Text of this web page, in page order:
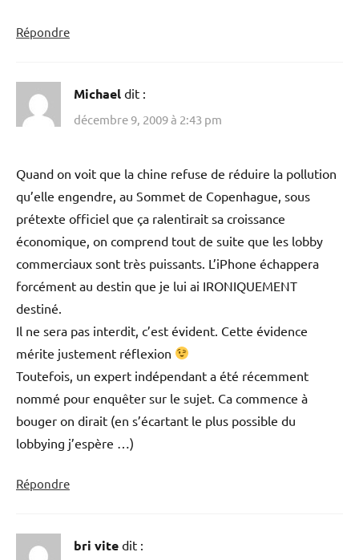
Répondre
Michael dit :
décembre 9, 2009 à 2:43 pm
Quand on voit que la chine refuse de réduire la pollution
qu’elle engendre, au Sommet de Copenhague, sous
prétexte officiel que ça ralentirait sa croissance
économique, on comprend tout de suite que les lobby
commerciaux sont très puissants. L’iPhone échappera
forcément au destin que je lui ai IRONIQUEMENT
destiné.
Il ne sera pas interdit, c’est évident. Cette évidence
mérite justement réflexion
Toutefois, un expert indépendant a été récemment
nommé pour enquêter sur le sujet. Ca commence à
bouger on dirait (en s’écartant le plus possible du
lobbying j’espère …)
Répondre
bri vite dit :